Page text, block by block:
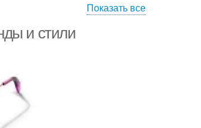
Показать все
и стили